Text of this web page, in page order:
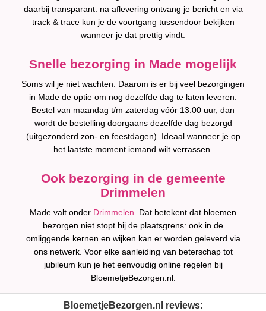
daarbij transparant: na aflevering ontvang je bericht en via
track & trace kun je de voortgang tussendoor bekijken
wanneer je dat prettig vindt.
Snelle bezorging in Made mogelijk
Soms wil je niet wachten. Daarom is er bij veel bezorgingen
in Made de optie om nog dezelfde dag te laten leveren.
Bestel van maandag t/m zaterdag vóór 13:00 uur, dan
wordt de bestelling doorgaans dezelfde dag bezorgd
(uitgezonderd zon- en feestdagen). Ideaal wanneer je op
het laatste moment iemand wilt verrassen.
Ook bezorging in de gemeente
Drimmelen
Made valt onder Drimmelen . Dat betekent dat bloemen
bezorgen niet stopt bij de plaatsgrens: ook in de
omliggende kernen en wijken kan er worden geleverd via
ons netwerk. Voor elke aanleiding van beterschap tot
jubileum kun je het eenvoudig online regelen bij
BloemetjeBezorgen.nl.
BloemetjeBezorgen.nl reviews: